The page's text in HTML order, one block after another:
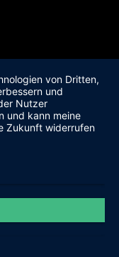
von Dritten,
und
Nutzer
und kann meine
Zukunft widerrufen